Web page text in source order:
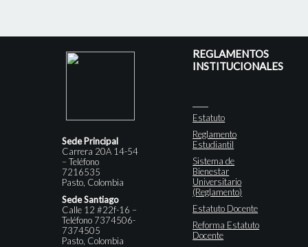
Sede Principal
Carrera 20A 14-54
– Teléfono
7216535
Pasto, Colombia
Sede Santiago
Calle 12 #22f-16 –
Teléfono 7374506-
7374505
Pasto, Colombia
REGLAMENTOS
INSTITUCIONALES
Estatuto
Reglamento
Estudiantil
Sistema de
Bienestar
Universitario
(Reglamento)
Estatuto Docente
Reforma Estatuto
Docente